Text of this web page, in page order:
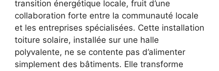
transition énergétique locale, fruit d’une
collaboration forte entre la communauté locale
et les entreprises spécialisées. Cette installation
toiture solaire, installée sur une halle
polyvalente, ne se contente pas d’alimenter
simplement des bâtiments. Elle transforme